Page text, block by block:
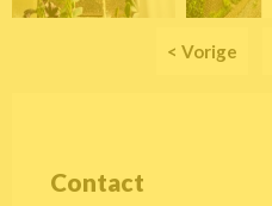
< Vorige
Contact